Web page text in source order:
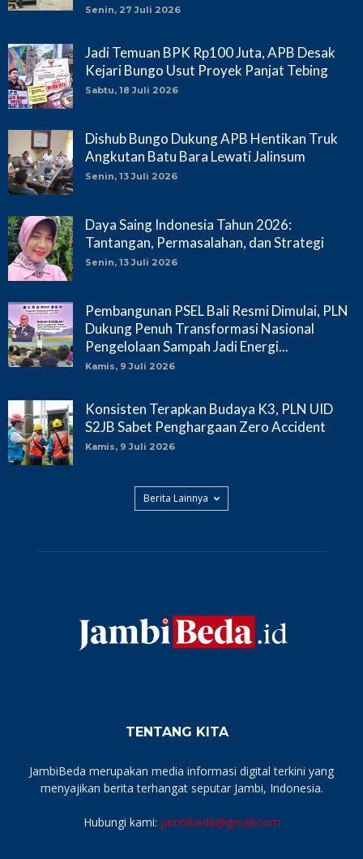
Senin, 27 Juli 2026
Jadi Temuan BPK Rp100 Juta, APB Desak
Kejari Bungo Usut Proyek Panjat Tebing
Sabtu, 18 Juli 2026
Dishub Bungo Dukung APB Hentikan Truk
Angkutan Batu Bara Lewati Jalinsum
Senin, 13 Juli 2026
Daya Saing Indonesia Tahun 2026:
Tantangan, Permasalahan, dan Strategi
Senin, 13 Juli 2026
Pembangunan PSEL Bali Resmi Dimulai, PLN
Dukung Penuh Transformasi Nasional
Pengelolaan Sampah Jadi Energi...
Kamis, 9 Juli 2026
Konsisten Terapkan Budaya K3, PLN UID
S2JB Sabet Penghargaan Zero Accident
Kamis, 9 Juli 2026
Berita Lainnya
TENTANG KITA
JambiBeda merupakan media informasi digital terkini yang
menyajikan berita terhangat seputar Jambi, Indonesia.
Hubungi kami: jambibeda@gmail.com